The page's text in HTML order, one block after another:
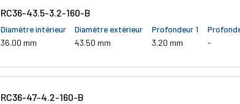
RC36-43.5-3.2-160-B
Diamètre intérieur
36.00 mm
Diamètre extérieur
43.50 mm
Profondeur 1
3.20 mm
-
RC36-47-4.2-160-B